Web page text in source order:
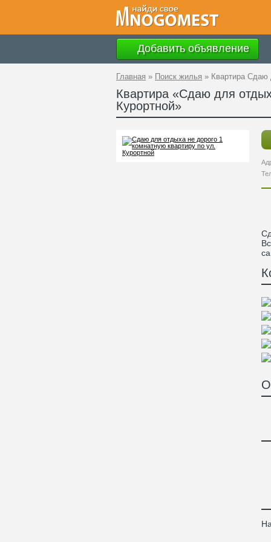
Добавить объявление
Главная » Поиск жилья » Квартира Сдаю
Квартира «Сдаю для
Курортной»